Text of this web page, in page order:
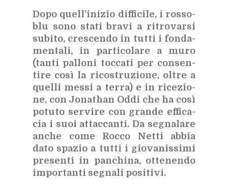
Dopo quel­l’i­ni­zio dif­fi­ci­le, i ros­so­
blu sono sta­ti bra­vi a ri­tro­var­si
su­bi­to, cre­scen­do in tut­ti i fon­da­
men­ta­li, in par­ti­co­la­re a muro
(tan­ti pal­lo­ni toc­ca­ti per con­sen­
ti­re così la ri­co­stru­zio­ne, ol­tre a
quel­li mes­si a ter­ra) e in ri­ce­zio­
ne, con Jo­na­than Oddi che ha così
po­tu­to ser­vi­re con gran­de ef­fi­ca­
cia i suoi at­tac­can­ti. Da se­gna­la­re
an­che come Roc­co Net­ti ab­bia
dato spa­zio a tut­ti i gio­va­nis­si­mi
pre­sen­ti in pan­chi­na, ot­te­nen­do
im­por­tan­ti se­gna­li po­si­ti­vi.